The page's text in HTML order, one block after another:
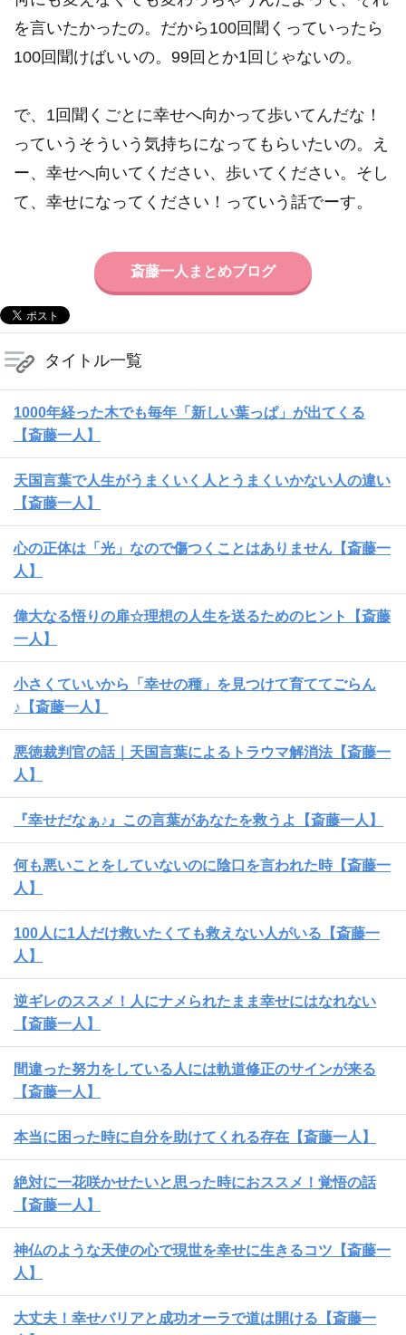
を言いたかったの。だから100回聞くっていったら
100回聞けばいいの。99回とか1回じゃないの。
で、1回聞くごとに幸せへ向かって歩いてんだな！
っていうそういう気持ちになってもらいたいの。え
ー、幸せへ向いてください、歩いてください。そし
て、幸せになってください！っていう話でーす。
斎藤一人まとめブログ
タイトル一覧
1000年経った木でも毎年「新しい葉っぱ」が出てくる
【斎藤一人】
天国言葉で人生がうまくいく人とうまくいかない人の違い
【斎藤一人】
心の正体は「光」なので傷つくことはありません【斎藤一
人】
偉大なる悟りの扉☆理想の人生を送るためのヒント【斎藤
一人】
小さくていいから「幸せの種」を見つけて育ててごらん
♪【斎藤一人】
悪徳裁判官の話｜天国言葉によるトラウマ解消法【斎藤一
人】
『幸せだなぁ♪』この言葉があなたを救うよ【斎藤一人】
何も悪いことをしていないのに陰口を言われた時【斎藤一
人】
100人に1人だけ救いたくても救えない人がいる【斎藤一
人】
逆ギレのススメ！人にナメられたまま幸せにはなれない
【斎藤一人】
間違った努力をしている人には軌道修正のサインが来る
【斎藤一人】
本当に困った時に自分を助けてくれる存在【斎藤一人】
絶対に一花咲かせたいと思った時におススメ！覚悟の話
【斎藤一人】
神仏のような天使の心で現世を幸せに生きるコツ【斎藤一
人】
大丈夫！幸せバリアと成功オーラで道は開ける【斎藤一